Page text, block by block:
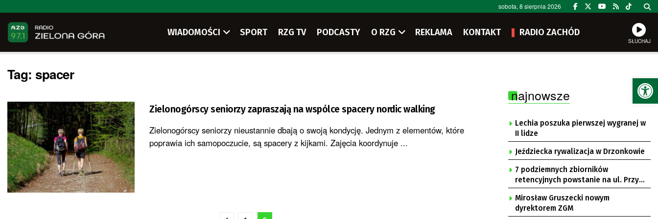
sobota, 8 sierpnia 2026
WIADOMOŚCI SPORT RZG TV PODCASTY O RZG REKLAMA KONTAKT RADIO ZACHÓD
SŁUCHAJ
Tag:spacer
Zielonogórscy seniorzy zapraszają na wspólce spacery nordic walking
Zielonogórscy seniorzy nieustannie dbają o swoją kondycję. Jednym z elementów, które
poprawia ich samopoczucie, są spacery z kijkami. Zajęcia koordynuje ...
najnowsze
Lechia poszuka pierwszej wygranej w
II lidze
Jeździecka rywalizacja w Drzonkowie
7 podziemnych zbiorników
retencyjnych powstanie na ul. Przy
Gazowni
Mirosław Gruszecki nowym
dyrektorem ZGM